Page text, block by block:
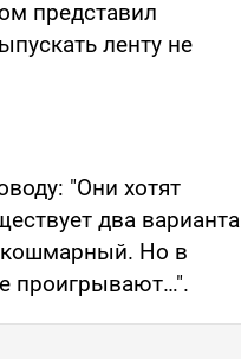
представил
ленту не
"Они хотят
два варианта
кошмарный. Но в
проигрывают…".